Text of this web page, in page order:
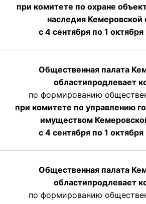
при комитете по охране
наследия Кемеровской
с 4 сентября по 1
Общественная палата
областипродлевает
по формированию
при комитете по управлению
имуществом
с 4 сентября по 1 октября
Общественная палата
областипродлевает
по формированию